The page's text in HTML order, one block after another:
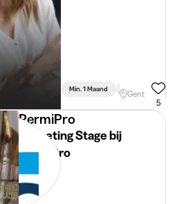
Min. 1 Maand Voltijds
Gent
5
PermiPro
Marketing Stage bij
PermiPro